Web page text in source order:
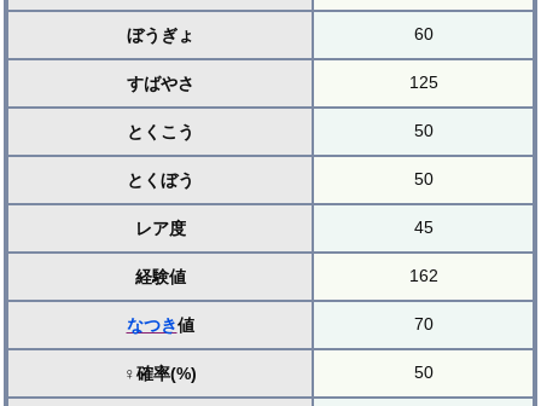
ぼうぎょ 60
すばやさ 125
とくこう 50
とくぼう 50
レア度 45
経験値 162
なつき値 70
♀確率(%) 50